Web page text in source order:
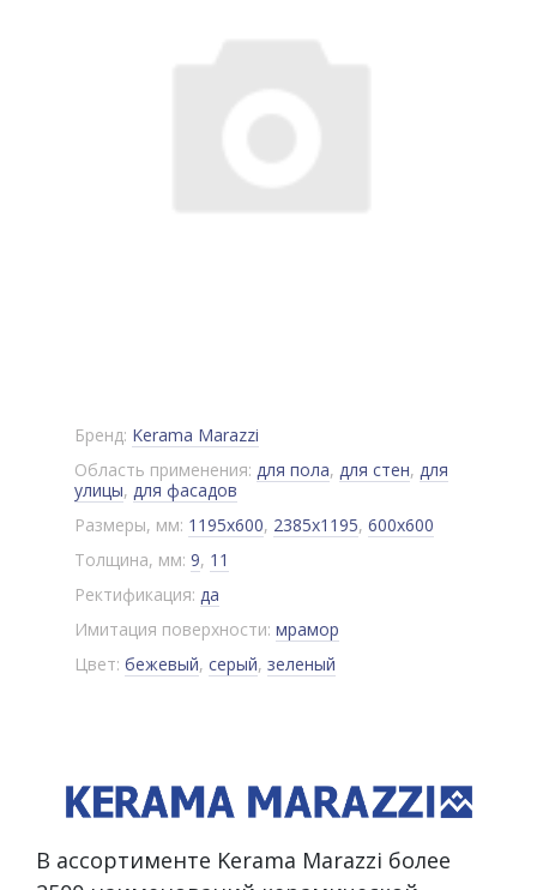
Бренд: Kerama Marazzi
Область применения: для пола, для стен, для
улицы, для фасадов
Размеры, мм: 1195x600, 2385x1195, 600x600
Толщина, мм: 9, 11
Ректификация: да
Имитация поверхности: мрамор
Цвет: бежевый, серый, зеленый
В ассортименте Kerama Marazzi более